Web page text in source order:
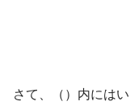
さて、（）内には